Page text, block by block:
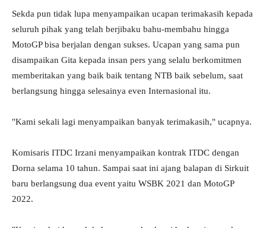
Sekda pun tidak lupa menyampaikan ucapan terimakasih kepada
seluruh pihak yang telah berjibaku bahu-membahu hingga
MotoGP bisa berjalan dengan sukses. Ucapan yang sama pun
disampaikan Gita kepada insan pers yang selalu berkomitmen
memberitakan yang baik baik tentang NTB baik sebelum, saat
berlangsung hingga selesainya even Internasional itu.
"Kami sekali lagi menyampaikan banyak terimakasih," ucapnya.
Komisaris ITDC Irzani menyampaikan kontrak ITDC dengan
Dorna selama 10 tahun. Sampai saat ini ajang balapan di Sirkuit
baru berlangsung dua event yaitu WSBK 2021 dan MotoGP
2022.